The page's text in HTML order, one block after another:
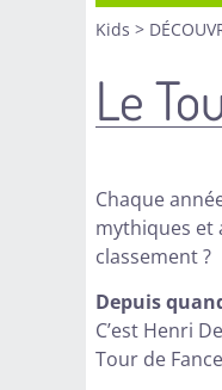
Kids >
Le
Chaque
mythiques et
classement ?
Depuis
C’est Henri
Tour de